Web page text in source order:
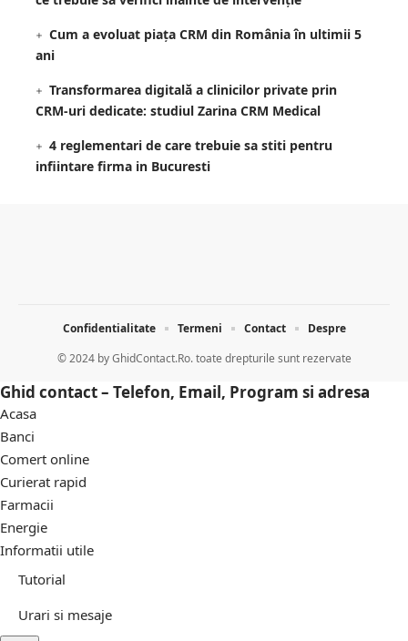
Cum a evoluat piața CRM din România în ultimii 5
ani
Transformarea digitală a clinicilor private prin
CRM-uri dedicate: studiul Zarina CRM Medical
4 reglementari de care trebuie sa stiti pentru
infiintare firma in Bucuresti
© 2024 byGhidContact.Ro. toate drepturile sunt rezervate
Confidentialitate Termeni Contact Despre
Ghid contact – Telefon, Email, Program si adresa
Acasa
Banci
Comert online
Curierat rapid
Farmacii
Energie
Informatii utile
Tutorial
Urari si mesaje